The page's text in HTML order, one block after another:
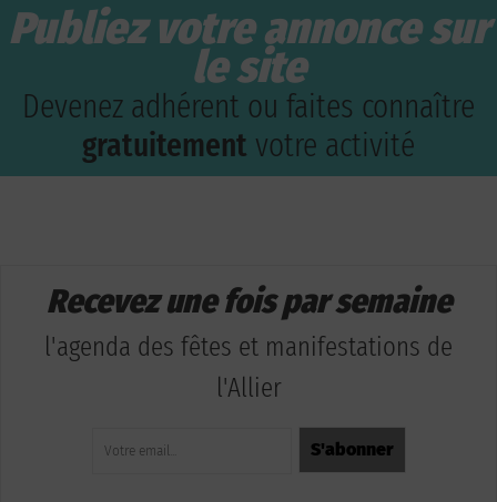
Publiez votre annonce sur
le site
Devenez adhérent ou faites connaître
gratuitement votre activité
Recevez une fois par semaine
l'agenda des fêtes et manifestations de
l'Allier